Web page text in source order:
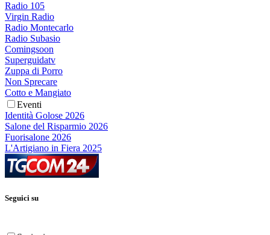
Radio 105
Virgin Radio
Radio Montecarlo
Radio Subasio
Comingsoon
Superguidatv
Zuppa di Porro
Non Sprecare
Cotto e Mangiato
Eventi
Identità Golose 2026
Salone del Risparmio 2026
Fuorisalone 2026
L'Artigiano in Fiera 2025
Seguici su